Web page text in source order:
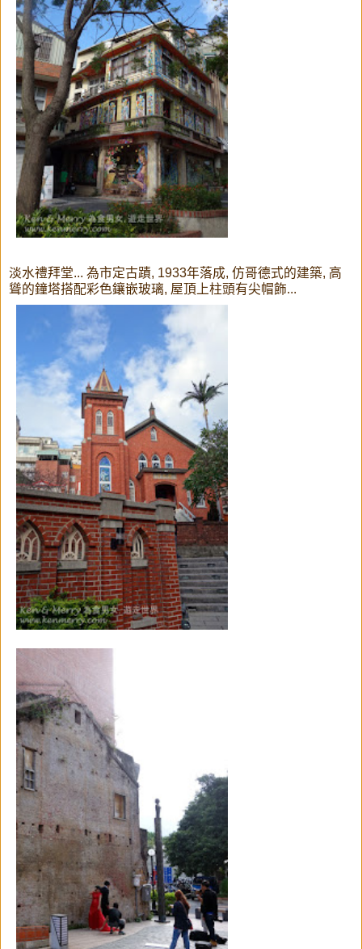
淡水禮拜堂... 為市定古蹟, 1933年落成, 仿哥德式的建築, 高
聳的鐘塔搭配彩色鑲嵌玻璃, 屋頂上柱頭有尖帽飾...